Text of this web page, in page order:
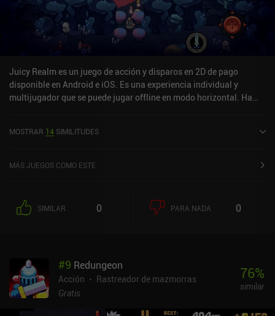
Juicy Realm es un juego de acción y disparos en 2D de pago
disponible en Android e iOS. Es una experiencia individual y
multijugador que se puede jugar offline en modo horizontal. Ha
actual de 4,2 sobre 5,0 en Google Play y de 4,3 sobre 5,0 en iOS App
MOSTRAR 14 SIMILITUDES
MÁS JUEGOS COMO ESTE
SIMILAR 0 PARA NADA 0
#9 Redungeon
Acción
Rastreador de mazmorras
Gratis
76%
similar